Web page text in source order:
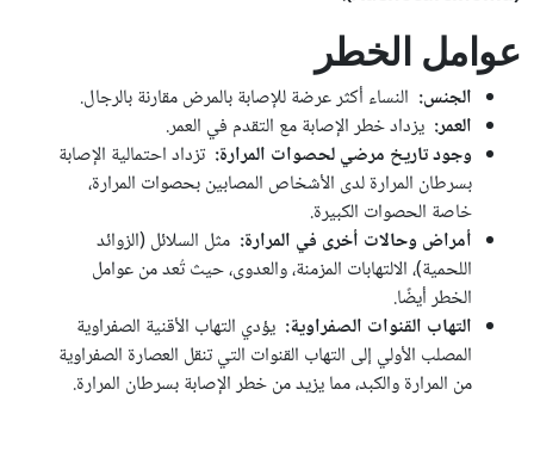
عوامل الخطر
الجنس: النساء أكثر عرضة للإصابة بالمرض مقارنة بالرجال.
العمر: يزداد خطر الإصابة مع التقدم في العمر.
وجود تاريخ مرضي لحصوات المرارة: تزداد احتمالية الإصابة
بسرطان المرارة لدى الأشخاص المصابين بحصوات المرارة،
خاصة الحصوات الكبيرة.
أمراض وحالات أخرى في المرارة: مثل السلائل (الزوائد
اللحمية)، الالتهابات المزمنة، والعدوى، حيث تُعد من عوامل
الخطر أيضًا.
التهاب القنوات الصفراوية: يؤدي التهاب الأقنية الصفراوية
المصلب الأولي إلى التهاب القنوات التي تنقل العصارة الصفراوية
من المرارة والكبد، مما يزيد من خطر الإصابة بسرطان المرارة.